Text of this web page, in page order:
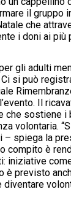
il gruppo
che
i doni ai più
gli adulti
si può
Il
che sostiene
volontaria.
– spiega la
compito è
iniziative
è previsto